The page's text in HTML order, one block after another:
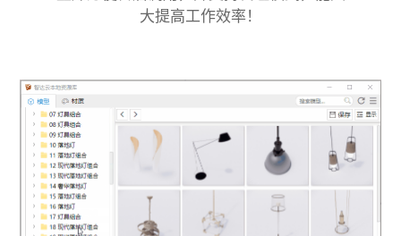
大提高工作效率！